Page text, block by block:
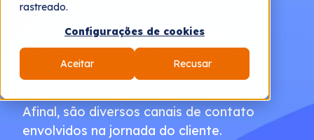
rastreado.
Configurações de cookies
Aceitar Recusar
Mensurar a qualidade do atendimento
omnichannel é essencial para ter uma
gestão mais estratégica.
Afinal, são diversos canais de contato
envolvidos na jornada do cliente.